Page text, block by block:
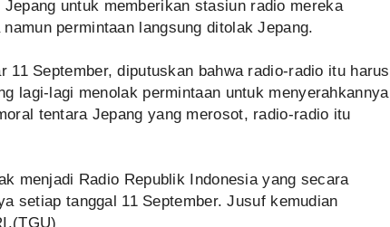
untuk memberikan stasiun radio mereka
permintaan langsung ditolak Jepang.
11 September, diputuskan bahwa radio-radio itu harus
lagi-lagi menolak permintaan untuk menyerahkannya
tentara Jepang yang merosot, radio-radio itu
menjadi Radio Republik Indonesia yang secara
setiap tanggal 11 September. Jusuf kemudian